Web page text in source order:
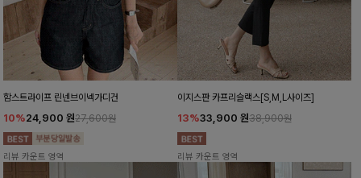
함스트라이프 린넨브이넥가디건
10%24,900 원27,600원
리뷰 카운트 영역
이지스판 카프리슬랙스[S,M,L사이즈]
13%33,900 원38,900원
리뷰 카운트 영역